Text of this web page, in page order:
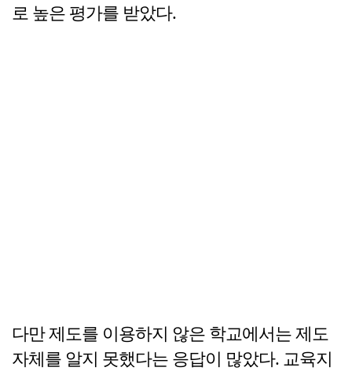
로 높은 평가를 받았다.
다만 제도를 이용하지 않은 학교에서는 제도
자체를 알지 못했다는 응답이 많았다. 교육지